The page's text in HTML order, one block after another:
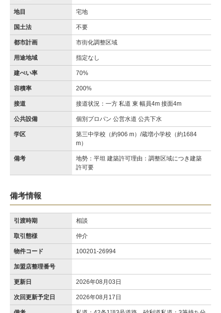
地目 宅地
国土法 不要
都市計画 市街化調整区域
用途地域 指定なし
建ぺい率 70%
容積率 200%
接道 接道状況：一方 私道 東 幅員4m 接面4m
公共設備 個別プロパン 公営水道 公共下水
学区
第三中学校（約906 m）/蔵増小学校（約1684
m）
備考
地勢：平坦 建築許可理由：調整区域につき建築
許可要
備考情報
引渡時期 相談
取引態様 仲介
物件コード 100201-26994
加盟店整理番号
更新日 2026年08月03日
次回更新予定日 2026年08月17日